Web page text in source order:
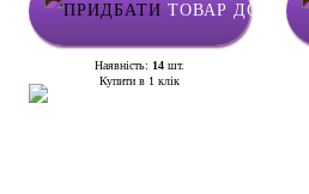
ТОВАР
Наявність: 14шт.
Купити в 1 клік